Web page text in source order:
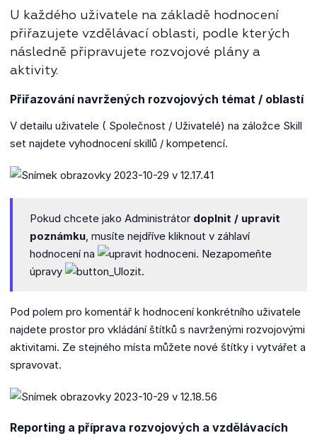
U každého uživatele na základě hodnocení
přiřazujete vzdělávací oblasti, podle kterých
následně připravujete rozvojové plány a
aktivity.
Přiřazování navržených rozvojových témat / oblastí
V detailu uživatele ( Společnost / Uživatelé) na záložce Skill
set najdete vyhodnocení skillů / kompetencí.
Pokud chcete jako Administrátor doplnit / upravit
poznámku, musíte nejdříve kliknout v záhlaví
hodnocení na
. Nezapomeňte
úpravy
.
Pod polem pro komentář k hodnocení konkrétního uživatele
najdete prostor pro vkládání štítků s navrženými rozvojovými
aktivitami. Ze stejného místa můžete nové štítky i vytvářet a
spravovat.
Reporting a příprava rozvojových a vzdělávacích